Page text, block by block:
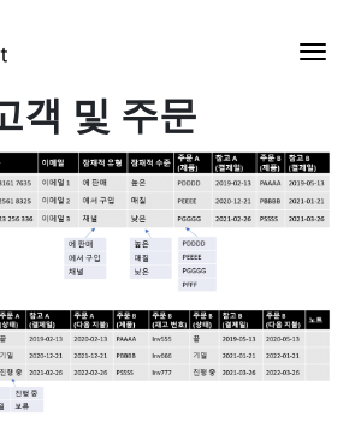
객 및 주문